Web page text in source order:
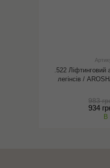
.522 Ліфтинговий
легінсів /
983
934
В